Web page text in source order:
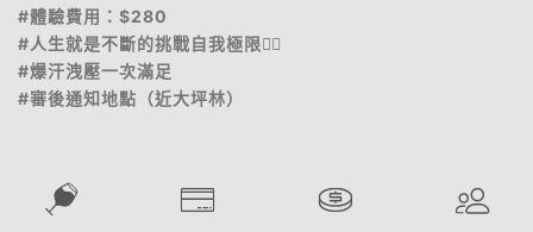
#體驗費用：$280
#人生就是不斷的挑戰自我極限✌🏽
#爆汗洩壓一次滿足
#審後通知地點（近大坪林）